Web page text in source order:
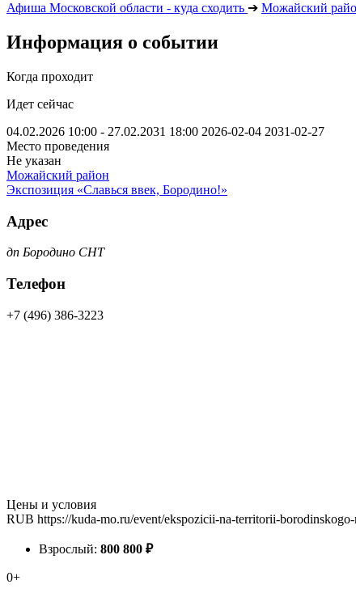
Афиша Московской области - куда сходить ➔ Можайский
Информация о событии
Когда проходит
Идет сейчас
04.02.2026 10:00 - 27.02.2031 18:00 2026-02-04 2031-02-27
Место проведения
Не указан
Можайский район
Экспозиция «Славься ввек, Бородино!»
Адрес
дп Бородино СНТ
Телефон
+7 (496) 386-3223
Цены и условия
RUB https://kuda-mo.ru/event/ekspozicii-na-territorii-
Взрослый: 800 800 ₽
0+